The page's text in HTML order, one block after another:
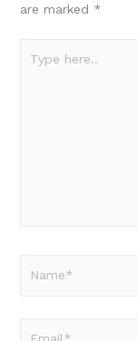
are marked *
here..